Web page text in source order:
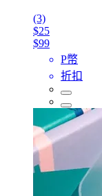
(3)
$25
$99
P幣
折扣